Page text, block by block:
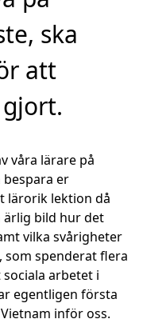
ska
att
våra lärare på
bespara er
lärorik lektion då
ärlig bild hur det
vilka svårigheter
som spenderat flera
arbetet i
egentligen första
inför oss.